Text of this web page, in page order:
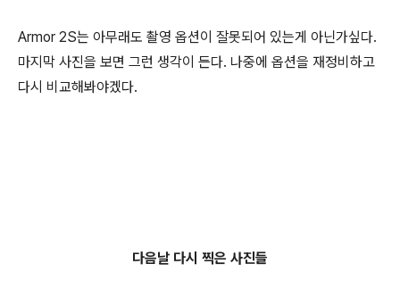
Armor 2S는 아무래도 촬영 옵션이 잘못되어 있는게 아닌가싶다.
마지막 사진을 보면 그런 생각이 든다. 나중에 옵션을 재정비하고
다시 비교해봐야겠다.
다음날 다시 찍은 사진들